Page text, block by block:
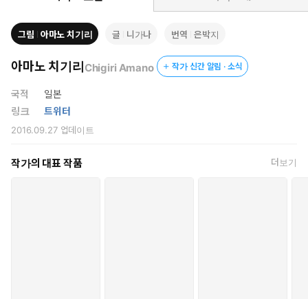
그건 그렇고, 「감금」과 「포로」를 두 권 동시발매하게 된 경위
입니다만, 뜻밖의 우연으로 그렇게 결정되었습니다. 거기서부터 쓸
예정이었던 이야기를 부풀려서 어떤 이야기로 만들지 이런 저런 고
민 끝에 이런 형태가 되었습니다. 평소에 캐릭터의 사고를 파헤칠
기회가 별로 없었기 때문에, 무척 좋은 경험이 되었습니다. 새로 창
간한 레이블에서 지금까지 써본 적 없는 내용으로, 새로운 실험을
할 수 있어서 니가나는 무척 즐거웠습니다! 읽으시는 분들도 즐겨주
신다면 기쁘겠습니다.
남주인공은 속이 시커먼 것(복흑)이 니가나의 고정 패턴입니다만,
럭저럭 해피엔딩이 되지 않았나 생각합니다!
그림 아마노 치기리 글 니가나 번역 은박지
아마노 치기리Chigiri Amano 작가 신간 알림 · 소식
국적
일본
링크
트위터
2016.09.27업데이트
작가의 대표 작품 더보기